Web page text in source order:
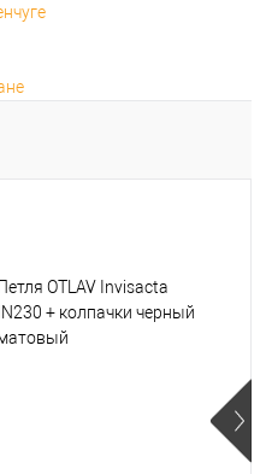
Петля OTLAV Invisacta
IN230 + колпачки черный